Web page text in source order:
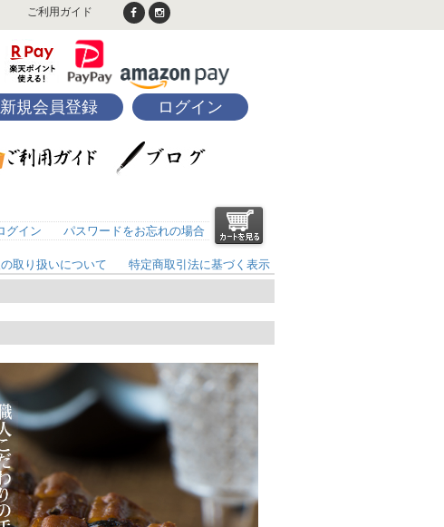
ご利用ガイド
新規会員登録 ログイン
グイン パスワードをお忘れの場合
取り扱いについて 特定商取引法に基づく表示